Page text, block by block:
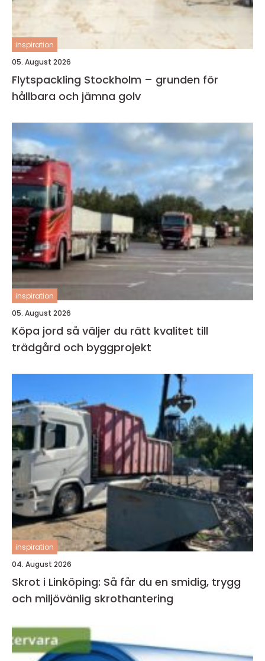
inspiration
05. August 2026
Flytspackling Stockholm – grunden för
hållbara och jämna golv
inspiration
05. August 2026
Köpa jord så väljer du rätt kvalitet till
trädgård och byggprojekt
inspiration
04. August 2026
Skrot i Linköping: Så får du en smidig, trygg
och miljövänlig skrothantering